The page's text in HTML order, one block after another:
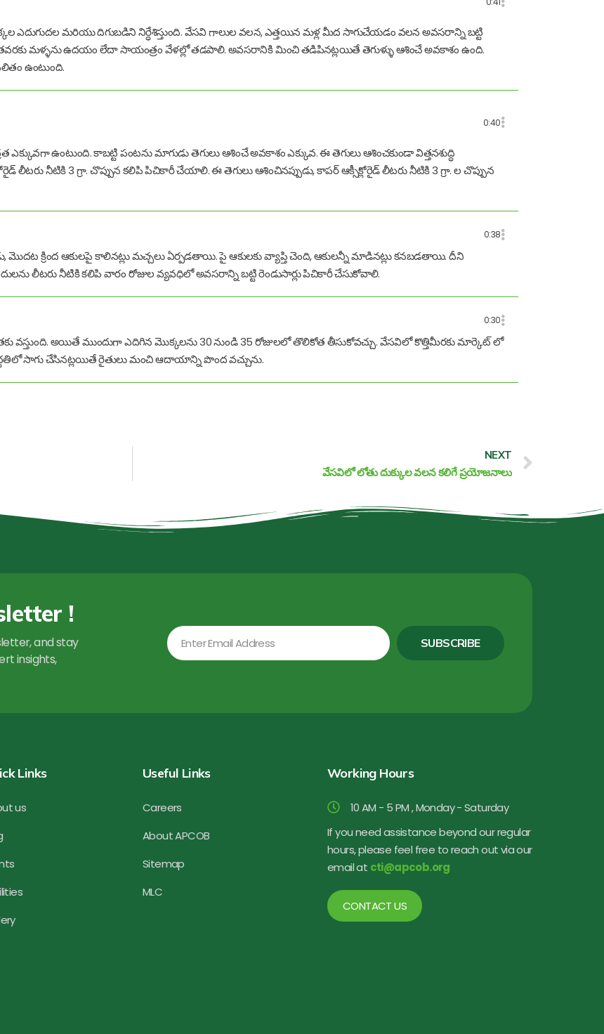
మరియు దిగుబడిని నిర్ధేశిస్తుంది. వేసవి గాలుల వలన, ఎత్తయిన మళ్ల మీద సాగుచేయడం వలన అవసరాన్ని బట్టి
మళ్ళను ఉదయం లేదా సాయంత్రం వేళల్లో తడపాలి. అవసరానికి మించి తడిపినట్లయితే తెగుళ్ళు ఆశించే అవకాశం ఉంది.
ఉంటుంది.
0:40
ఉంటుంది. కాబట్టి పంటను మాగుడు తెగులు ఆశించే అవకాశం ఎక్కువ. ఈ తెగులు ఆశించకుండా విత్తనశుద్ధి
నీటికి 3 గ్రా. చొప్పున కలిపి పిచికారీ చేయాలి. ఈ తెగులు ఆశించినప్పుడు, కాపర్ ఆక్సీక్లోరైడ్ లీటరు నీటికి 3 గ్రా. ల చొప్పున
0:38
మొదట క్రింద ఆకులపై కాలినట్లు మచ్చలు ఏర్పడతాయి. పై ఆకులకు వ్యాప్తి చెంది, ఆకులన్నీ మాడినట్లు కనబడతాయి. దీని
లీటరు నీటికి కలిపి వారం రోజుల వ్యవధిలో అవసరాన్ని బట్టి రెండుసార్లు పిచికారీ చేసుకోవాలి.
0:30
వస్తుంది. అయితే ముందుగా ఎదిగిన మొక్కలను 30 నుండి 35 రోజులలో తొలికోత తీసుకోవచ్చు. వేసవిలో కొత్తిమీరకు మార్కెట్ లో
సాగు చేసినట్లయితే రైతులు మంచి ఆదాయాన్ని పొంద వచ్చును.
NEXT
వేసవిలో లోతు దుక్కుల వలన కలిగే ప్రయోజనాలు
!
and stay
insights,
Email
SUBSCRIBE
Links
us
Useful Links
Careers
About APCOB
Sitemap
MLC
Working Hours
10 AM - 5 PM , Monday - Saturday
If you need assistance beyond our regular
hours, please feel free to reach out via our
email at cti@apcob.org
CONTACT US